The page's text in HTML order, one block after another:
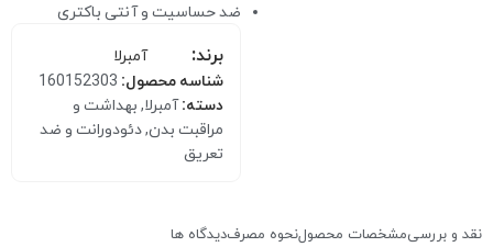
ضد حساسیت و آنتی باکتری
برند:
آمبرلا
شناسه محصول: 160152303
دسته: آمبرلا, بهداشت و
مراقبت بدن,دئودورانت و ضد
تعریق
نقد و بررسیمشخصات محصولنحوه مصرفدیدگاه ها